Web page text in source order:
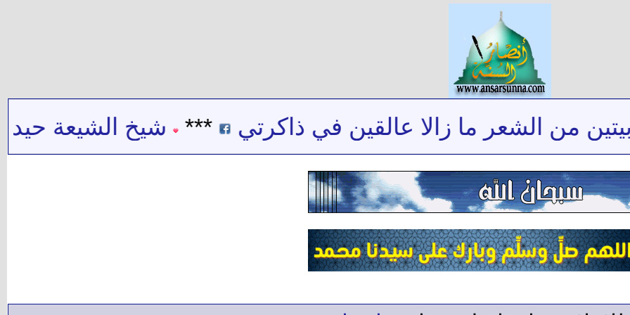
من الشعر ما زالا عالقين في ذاكرتي *** شيخ الشيعة حيدر